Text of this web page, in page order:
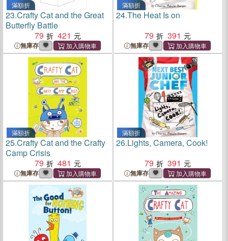
滿額折
23.Crafty Cat and the Great
Butterfly Battle
79
421
無庫存
滿額折
24.The Heat Is on
79
391
無庫存
滿額折
25.Crafty Cat and the Crafty
Camp Crisis
79
481
無庫存
滿額折
26.Lights, Camera, Cook!
79
391
無庫存